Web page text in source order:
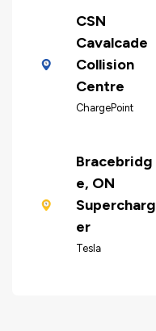
CSN
Cavalcade
Collision
Centre
ChargePoint
Bracebridg
e, ON
Supercharg
er
Tesla